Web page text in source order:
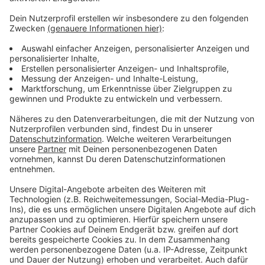
Weißglut treiben. Bahnstreiks. Plötzlicher Schneefall.
Eiskratzen am frühen Morgen. Leute, die nicht
Autofahren können. Menschen, die seltsame Wörter
benutzen. Wo andere sich vor Verzweiflung das
Gesicht bis zum Bauchnabel ziehen oder ihren Kopf
gegen die Wand hauen wollen, geht in eben diesem
Kopf von Laura Potting ein Karussell los. Irgendwo
zwischen wirren Gedanken und scharfer
Alltagsbeobachtung. Ein bisschen ausgeflippt,
meistens bunt und nie ganz ernst gemeint.
Anzeige
Anzeige